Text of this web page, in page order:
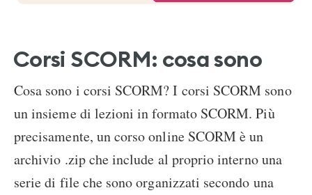
Corsi SCORM: cosa sono
Cosa sono i corsi SCORM? I corsi SCORM sono
un insieme di lezioni in formato SCORM. Più
precisamente, un corso online SCORM è un
archivio .zip che include al proprio interno una
serie di file che sono organizzati secondo una